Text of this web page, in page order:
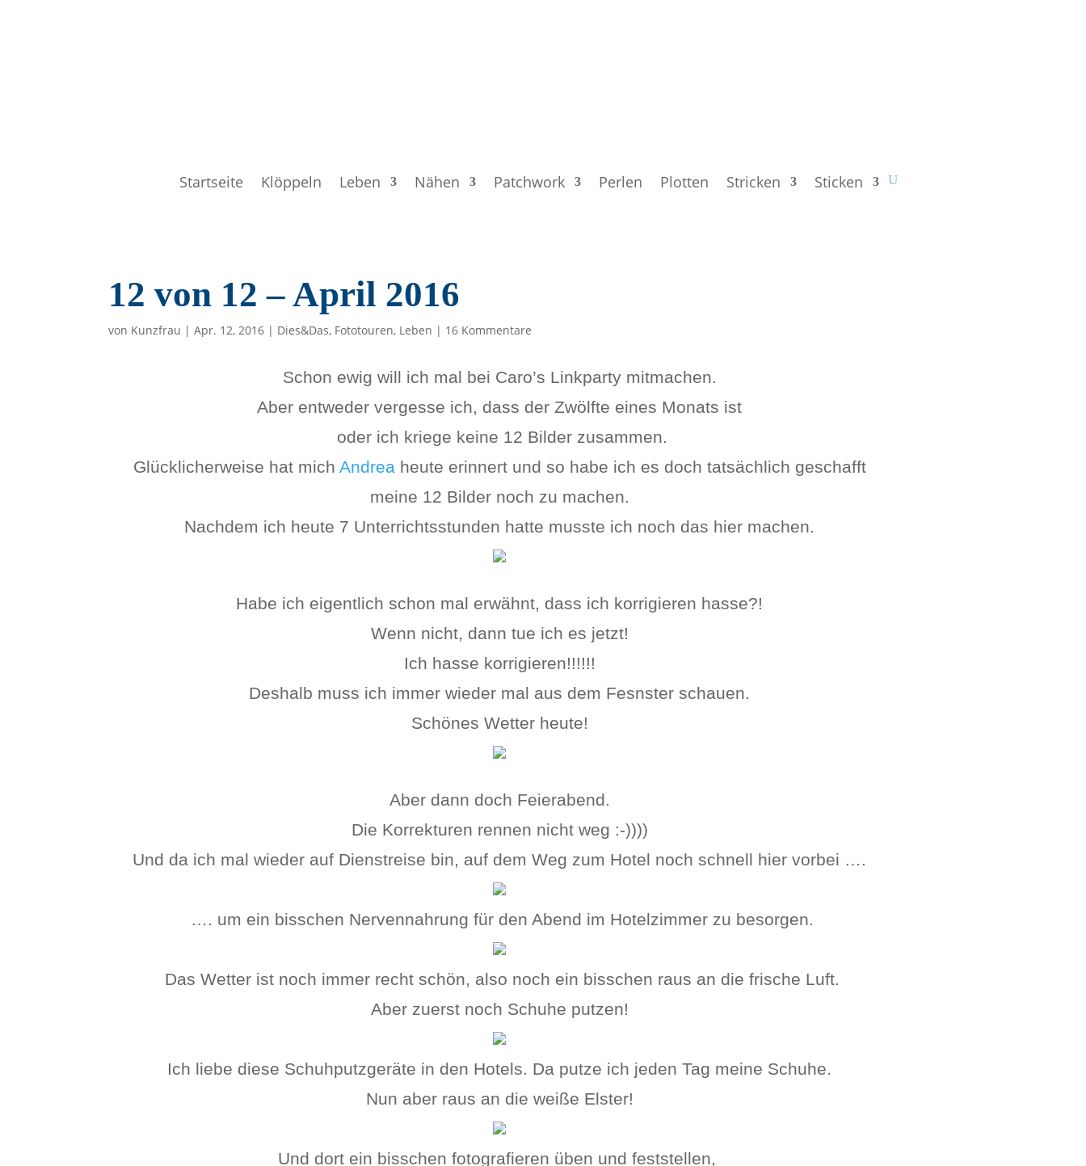
Startseite Klöppeln Leben Nähen Patchwork Perlen Plotten Stricken Sticken
12 von 12 – April 2016
von Kunzfrau |Apr. 12, 2016 | Dies&Das, Fototouren, Leben | 16 Kommentare
Schon ewig will ich mal bei Caro’s Linkparty mitmachen.
Aber entweder vergesse ich, dass der Zwölfte eines Monats ist
oder ich kriege keine 12 Bilder zusammen.
Glücklicherweise hat mich Andrea heute erinnert und so habe ich es doch tatsächlich geschafft
meine 12 Bilder noch zu machen.
Nachdem ich heute 7 Unterrichtsstunden hatte musste ich noch das hier machen.
Habe ich eigentlich schon mal erwähnt, dass ich korrigieren hasse?!
Wenn nicht, dann tue ich es jetzt!
Ich hasse korrigieren!!!!!!
Deshalb muss ich immer wieder mal aus dem Fesnster schauen.
Schönes Wetter heute!
Aber dann doch Feierabend.
Die Korrekturen rennen nicht weg :-))))
Und da ich mal wieder auf Dienstreise bin, auf dem Weg zum Hotel noch schnell hier vorbei ….
…. um ein bisschen Nervennahrung für den Abend im Hotelzimmer zu besorgen.
Das Wetter ist noch immer recht schön, also noch ein bisschen raus an die frische Luft.
Aber zuerst noch Schuhe putzen!
Ich liebe diese Schuhputzgeräte in den Hotels. Da putze ich jeden Tag meine Schuhe.
Nun aber raus an die weiße Elster!
Und dort ein bisschen fotografieren üben und feststellen,